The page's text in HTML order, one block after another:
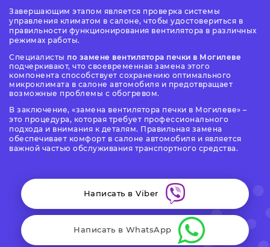
Завершающим этапом является проверка системы
управления климатом в салоне, чтобы удостовериться в
правильности функционирования вентилятора в различных
режимах работы.
Специалисты по замене вентилятора печки в Могилеве
подчеркивают, что своевременная замена этого
компонента способствует сохранению оптимального
микроклимата в салоне автомобиля и предотвращает
возможные проблемы с обогревом.
В заключение,
замена вентилятора печки в Могилеве
–
это процедура, которая требует профессионального
подхода и внимания к деталям. Правильная замена
обеспечивает комфорт в салоне автомобиля и является
важной частью обслуживания транспортного средства.
Написать в Viber
Написать в WhatsApp